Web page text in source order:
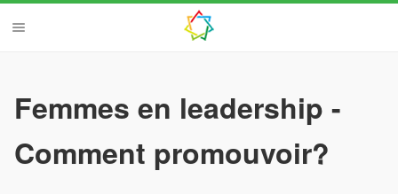
Femmes en leadership -
Comment promouvoir?